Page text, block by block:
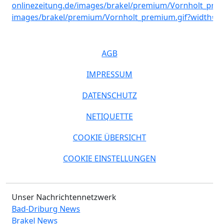
AGB
IMPRESSUM
DATENSCHUTZ
NETIQUETTE
COOKIE ÜBERSICHT
COOKIE EINSTELLUNGEN
Unser Nachrichtennetzwerk
Bad-Driburg News
Brakel News